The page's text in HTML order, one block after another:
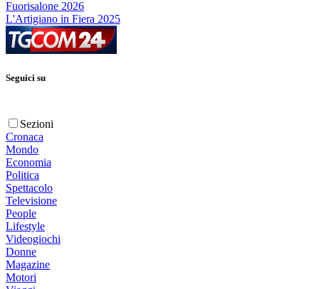
Fuorisalone 2026
L'Artigiano in Fiera 2025
Seguici su
Sezioni
Cronaca
Mondo
Economia
Politica
Spettacolo
Televisione
People
Lifestyle
Videogiochi
Donne
Magazine
Motori